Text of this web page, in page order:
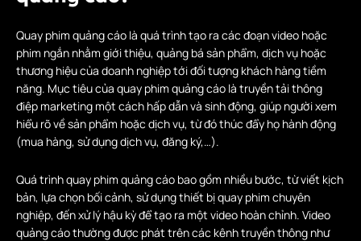
Quay phim quảng cáo là quá trình tạo ra các đoạn video hoặc
phim ngắn nhằm giới thiệu, quảng bá sản phẩm, dịch vụ hoặc
thương hiệu của doanh nghiệp tới đối tượng khách hàng tiềm
năng. Mục tiêu của quay phim quảng cáo là truyền tải thông
điệp marketing một cách hấp dẫn và sinh động, giúp người xem
hiểu rõ về sản phẩm hoặc dịch vụ, từ đó thúc đẩy họ hành động
(mua hàng, sử dụng dịch vụ, đăng ký,…).
Quá trình quay phim quảng cáo bao gồm nhiều bước, từ viết kịch
bản, lựa chọn bối cảnh, sử dụng thiết bị quay phim chuyên
nghiệp, đến xử lý hậu kỳ để tạo ra một video hoàn chỉnh. Video
quảng cáo thường được phát trên các kênh truyền thông như